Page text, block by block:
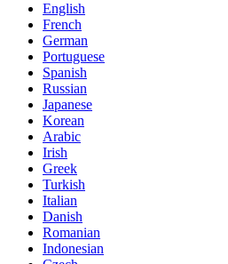
English
French
German
Portuguese
Spanish
Russian
Japanese
Korean
Arabic
Irish
Greek
Turkish
Italian
Danish
Romanian
Indonesian